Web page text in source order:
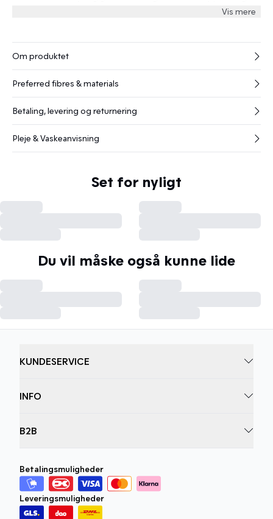
Vis mere
Om produktet
Preferred fibres & materials
Betaling, levering og returnering
Pleje & Vaskeanvisning
Set for nyligt
Du vil måske også kunne lide
KUNDESERVICE
INFO
B2B
Betalingsmuligheder
Leveringsmuligheder